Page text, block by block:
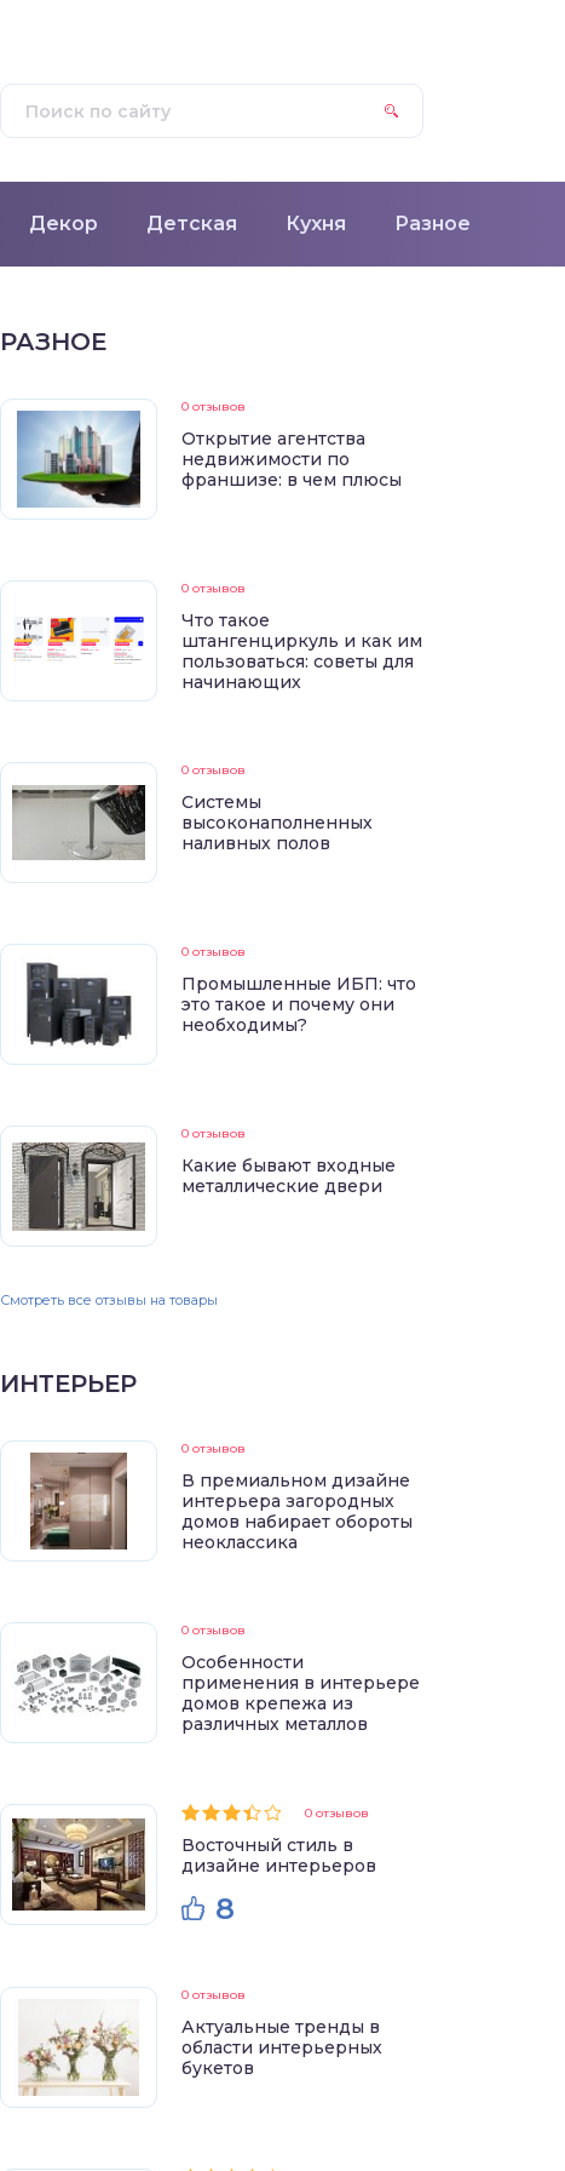
Декор Детская Кухня Разное
РАЗНОЕ
0 отзывов
Открытие агентства
недвижимости по
франшизе: в чем плюсы
0 отзывов
Что такое
штангенциркуль и как им
пользоваться: советы для
начинающих
0 отзывов
Системы
высоконаполненных
наливных полов
0 отзывов
Промышленные ИБП: что
это такое и почему они
необходимы?
0 отзывов
Какие бывают входные
металлические двери
Смотреть все отзывы на товары
ИНТЕРЬЕР
0 отзывов
В премиальном дизайне
интерьера загородных
домов набирает обороты
неоклассика
0 отзывов
Особенности
применения в интерьере
домов крепежа из
различных металлов
0 отзывов
Восточный стиль в
дизайне интерьеров
8
0 отзывов
Актуальные тренды в
области интерьерных
букетов